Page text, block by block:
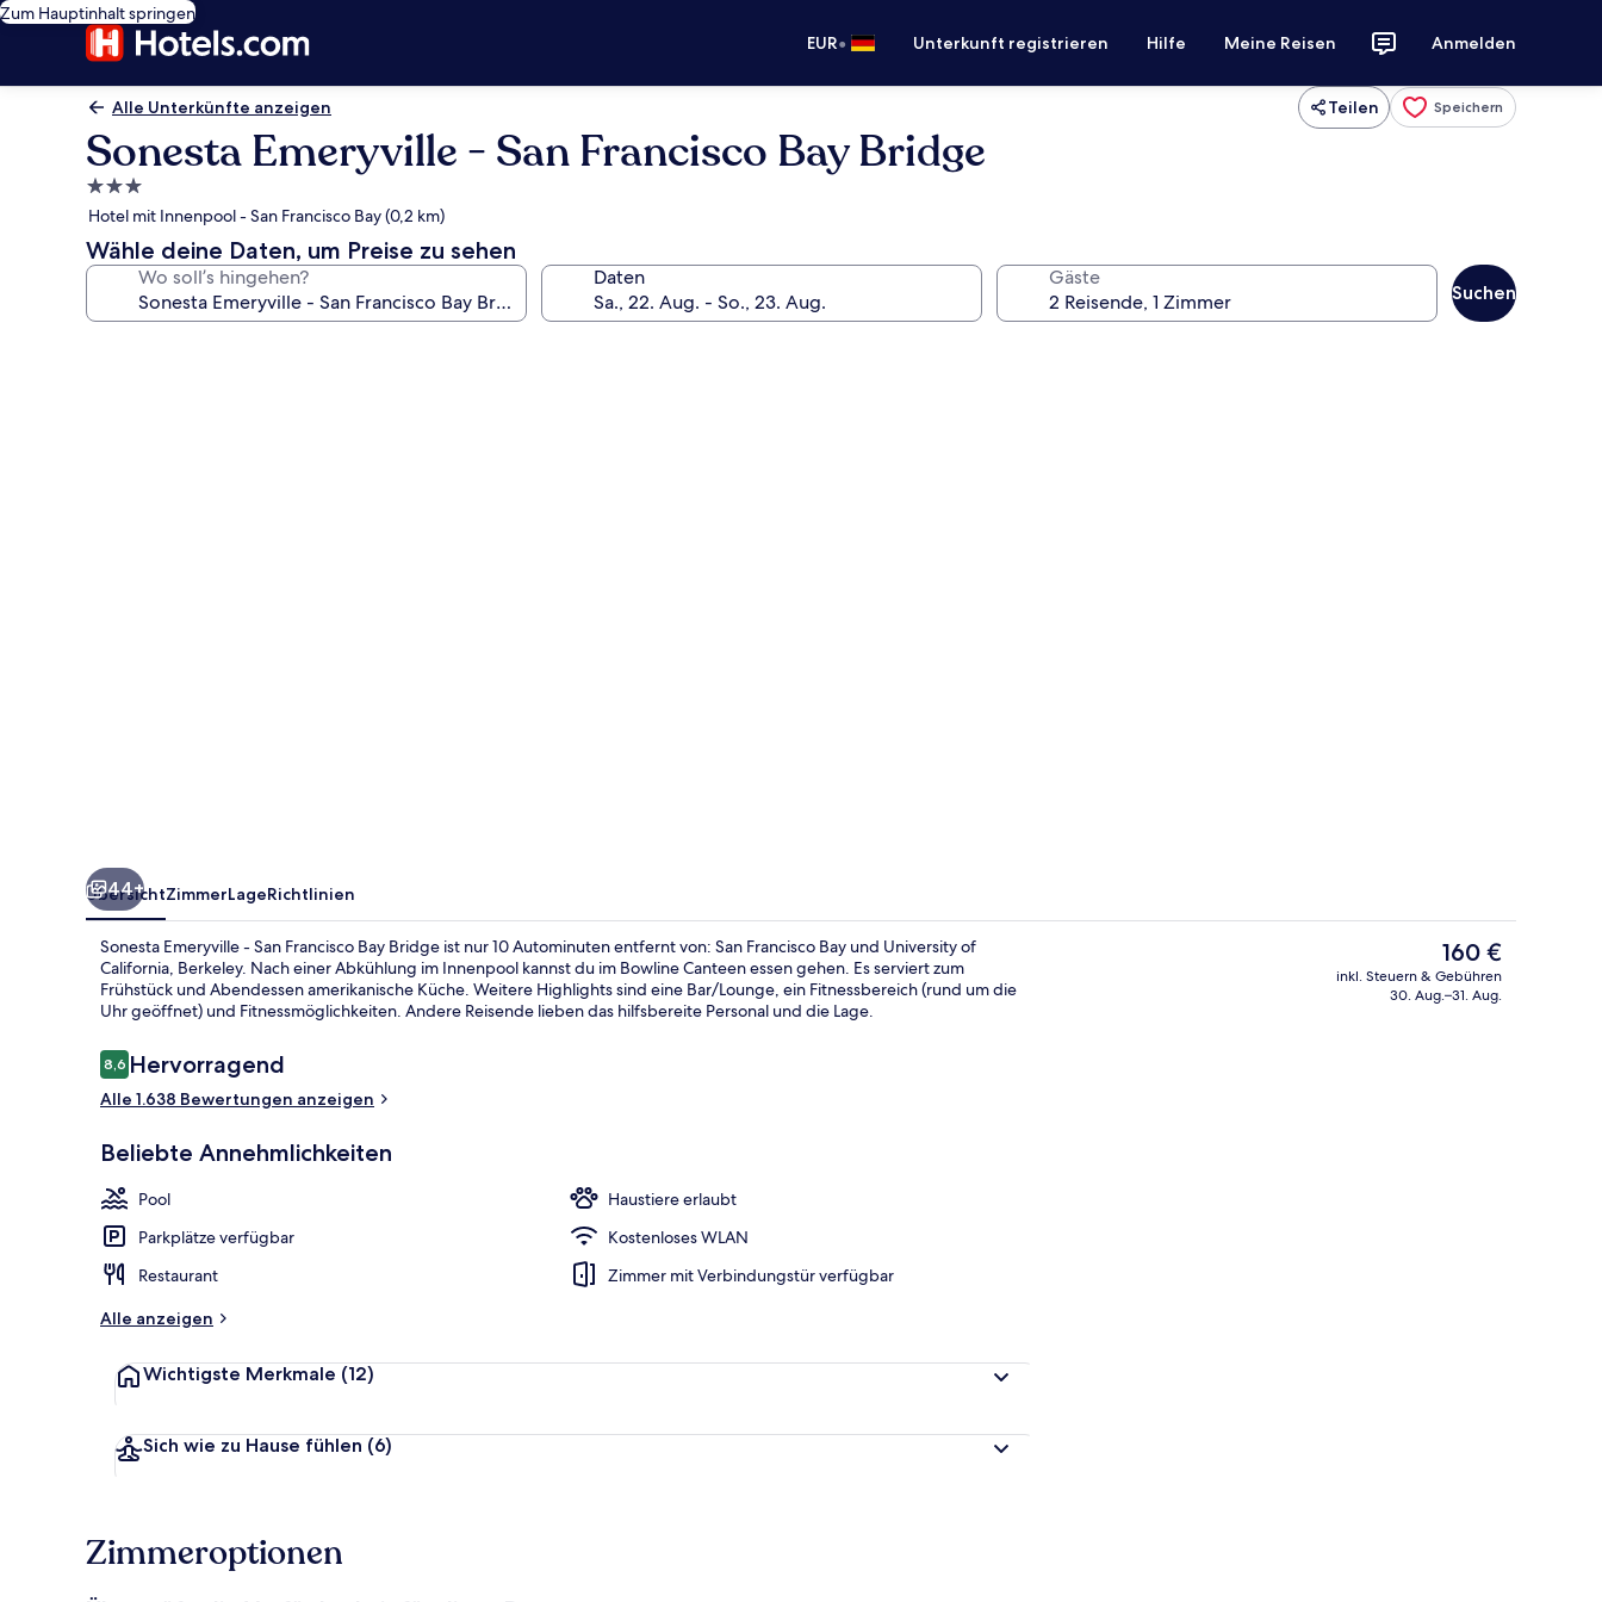
Zum Hauptinhalt springen
EUR• Unterkunft registrieren Hilfe Meine Reisen Anmelden
Alle Unterkünfte anzeigen Teilen Speichern
Sonesta Emeryville - San Francisco Bay Bridge
3.0-
Sterne-
Unterkunft
Hotel mit Innenpool - San Francisco Bay (0,2 km)
Wähle deine Daten, um Preise zu sehen
Wo soll’s hingehen? Daten Gäste
Suchen
44+
ÜbersichtZimmerLageRichtlinien
Sonesta Emeryville - San Francisco Bay Bridge ist nur 10 Autominuten entfernt von: San Francisco Bay und University of
California, Berkeley. Nach einer Abkühlung im Innenpool kannst du im Bowline Canteen essen gehen. Es serviert zum
Frühstück und Abendessen amerikanische Küche. Weitere Highlights sind eine Bar/Lounge, ein Fitnessbereich (rund um die
Uhr geöffnet) und Fitnessmöglichkeiten. Andere Reisende lieben das hilfsbereite Personal und die Lage.
Bewertungen
8,68,6 von 10.
Hervorragend
Alle 1.638 Bewertungen anzeigen
Beliebte Annehmlichkeiten
Pool
Haustiere erlaubt
Parkplätze verfügbar
Kostenloses WLAN
Restaurant
Zimmer mit Verbindungstür verfügbar
Alle anzeigen
Wichtigste Merkmale (12)
Sich wie zu Hause fühlen (6)
Der
aktuelle
Preis
160 €
inkl. Steuern & Gebühren
30. Aug.–31. Aug.
Zimmeroptionen